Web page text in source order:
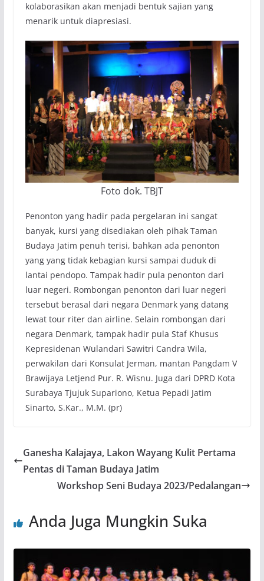
kolaborasikan akan menjadi bentuk sajian yang
menarik untuk diapresiasi.
Foto dok. TBJT
Penonton yang hadir pada pergelaran ini sangat
banyak, kursi yang disediakan oleh pihak Taman
Budaya Jatim penuh terisi, bahkan ada penonton
yang yang tidak kebagian kursi sampai duduk di
lantai pendopo. Tampak hadir pula penonton dari
luar negeri. Rombongan penonton dari luar negeri
tersebut berasal dari negara Denmark yang datang
lewat tour riter dan airline. Selain rombongan dari
negara Denmark, tampak hadir pula Staf Khusus
Kepresidenan Wulandari Sawitri Candra Wila,
perwakilan dari Konsulat Jerman, mantan Pangdam V
Brawijaya Letjend Pur. R. Wisnu. Juga dari DPRD Kota
Surabaya Tjujuk Supariono, Ketua Pepadi Jatim
Sinarto, S.Kar., M.M. (pr)
Ganesha Kalajaya, Lakon Wayang Kulit Pertama
Pentas di Taman Budaya Jatim
Workshop Seni Budaya 2023/Pedalangan
Anda Juga Mungkin Suka